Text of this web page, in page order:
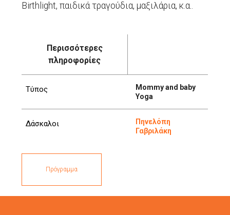
Birthlight, παιδικά τραγούδια, μαξιλάρια, κ.α..
Περισσότερες
πληροφορίες
Τύπος
Mommy and baby
Yoga
Δάσκαλοι
Πηνελόπη
Γαβριλάκη
Πρόγραμμα